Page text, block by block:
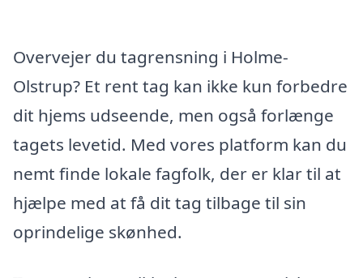
Overvejer du tagrensning i Holme-
Olstrup? Et rent tag kan ikke kun forbedre
dit hjems udseende, men også forlænge
tagets levetid. Med vores platform kan du
nemt finde lokale fagfolk, der er klar til at
hjælpe med at få dit tag tilbage til sin
oprindelige skønhed.